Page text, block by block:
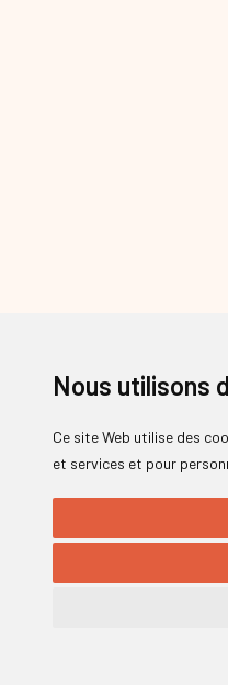
Nous utilisons
Ce site Web utilise des
et services et pour